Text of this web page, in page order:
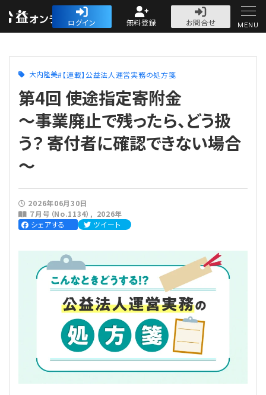
公益・一般法人オ
ログイン 無料登録
お問合せ
人気記事
法人運営
法人運営
理事会
評議員会・社員総会
登記関連
会計・税務
会計・税務
定期提出書類
税務
法改正-労務
利益相反取引
個人情報
資産運用
連載
【連載】公益法人制度のリアル
無料記事
MENU
大内隆美 【連載】公益法人運営実務の処方箋
第4回 使途指定寄附金
～事業廃止で残ったら、どう扱
う？ 寄付者に確認できない場合
～
2026年06月30日
７月号（No.1134）
2026年
シェアする
ツイート